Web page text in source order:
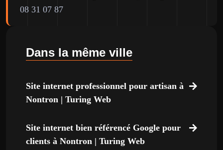
08 31 07 87
Dans la même ville
Site internet professionnel pour artisan à
Nontron | Turing Web
Site internet bien référencé Google pour
clients à Nontron | Turing Web